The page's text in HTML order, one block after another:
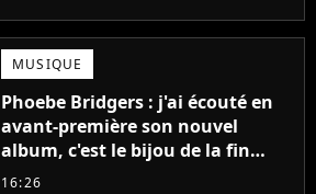
MUSIQUE
Phoebe Bridgers : j'ai écouté en
avant-première son nouvel
album, c'est le bijou de la fin
d'été
16:26